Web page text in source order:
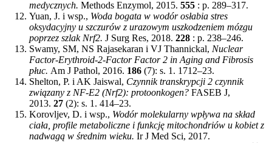
medycznych. Methods Enzymol, 2015. 555 : p. 289–317.
Yuan, J. i wsp., Woda bogata w wodór osłabia stres
oksydacyjny u szczurów z urazowym uszkodzeniem mózgu
poprzez szlak Nrf2. J Surg Res, 2018. 228 : p. 238–246.
Swamy, SM, NS Rajasekaran i VJ Thannickal, Nuclear
Factor-Erythroid-2-Factor Factor 2 in Aging and Fibrosis
płuc. Am J Pathol, 2016. 186 (7): s. 1. 1712–23.
Shelton, P. i AK Jaiswal, Czynnik transkrypcji 2 czynnik
związany z NF-E2 (Nrf2): protoonkogen? FASEB J,
2013. 27 (2): s. 1. 414–23.
Korovljev, D. i wsp., Wodór molekularny wpływa na skład
ciała, profile metaboliczne i funkcję mitochondriów u kobiet z
nadwagą w średnim wieku. Ir J Med Sci, 2017.